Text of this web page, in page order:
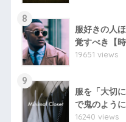
8
服好きの人
覚すべき【時
19651 views
9
服を「大切
で鬼のよう
16240 views